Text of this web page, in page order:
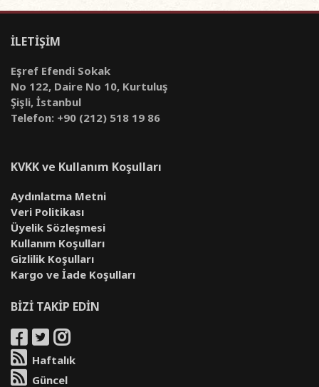
İLETİŞİM
Eşref Efendi Sokak
No 122, Daire No 10, Kurtuluş
Şişli, İstanbul
Telefon: +90 (212) 518 19 86
KVKK ve Kullanım Koşulları
Aydınlatma Metni
Veri Politikası
Üyelik Sözleşmesi
Kullanım Koşulları
Gizlilik Koşulları
Kargo ve İade Koşulları
BİZİ TAKİP EDİN
Haftalık
Güncel